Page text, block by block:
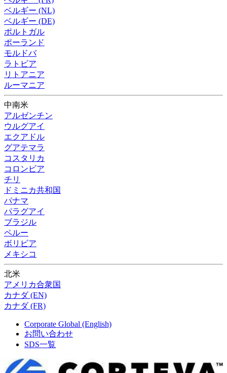
ベルギー (NL)
ベルギー (DE)
ポルトガル
ポーランド
モルドバ
ラトビア
リトアニア
ルーマニア
中南米
アルゼンチン
ウルグアイ
エクアドル
グアテマラ
コスタリカ
コロンビア
チリ
ドミニカ共和国
パナマ
パラグアイ
ブラジル
ペルー
ボリビア
メキシコ
北米
アメリカ合衆国
カナダ (EN)
カナダ (FR)
Corporate Global (English)
お問い合わせ
SDS一覧